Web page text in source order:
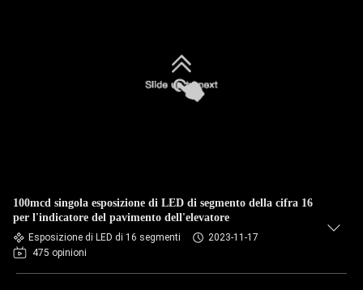
100mcd singola esposizione di LED di segmento della cifra 16
per l'indicatore del pavimento dell'elevatore
Esposizione di LED di 16 segmenti
2023-11-17
475 opinioni